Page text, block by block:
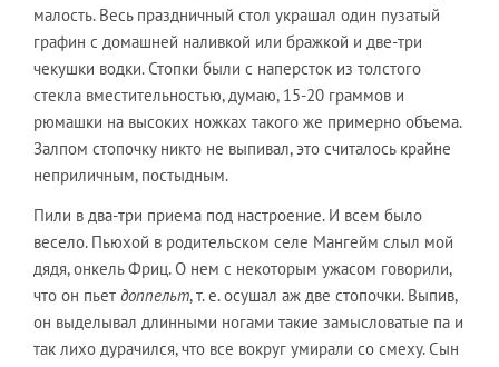
малость. Весь праздничный стол украшал один пузатый
графин с домашней наливкой или бражкой и две-три
чекушки водки. Стопки были с наперсток из толстого
стекла вместительностью, думаю, 15-20 граммов и
рюмашки на высоких ножках такого же примерно объема.
Залпом стопочку никто не выпивал, это считалось крайне
неприличным, постыдным.
Пили в два-три приема под настроение. И всем было
весело. Пьюхой в родительском селе Мангейм слыл мой
дядя, онкель Фриц. О нем с некоторым ужасом говорили,
что он пьет доппельт, т. е. осушал аж две стопочки. Выпив,
он выделывал длинными ногами такие замысловатые па и
так лихо дурачился, что все вокруг умирали со смеху. Сын